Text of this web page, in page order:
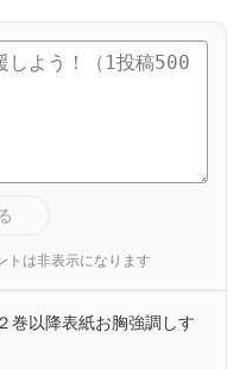
は非表示になります
巻以降表紙お胸強調しす